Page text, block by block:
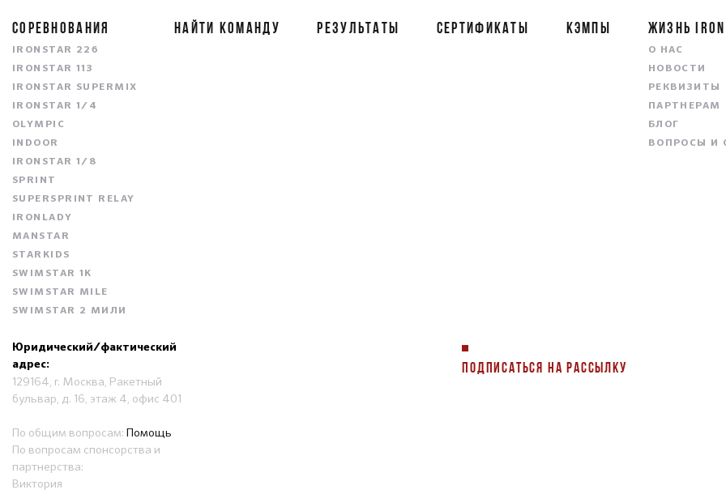
СОРЕВНОВАНИЯ
IRONSTAR 226
IRONSTAR 113
IRONSTAR SUPERMIX
IRONSTAR 1/4
OLYMPIC
INDOOR
IRONSTAR 1/8
SPRINT
SUPERSPRINT RELAY
IRONLADY
MANSTAR
STARKIDS
SWIMSTAR 1K
SWIMSTAR MILE
SWIMSTAR 2 МИЛИ
НАЙТИ КОМАНДУ РЕЗУЛЬТАТЫ СЕРТИФИКАТЫ КЭМПЫ ЖИЗНЬ
О НАС
НОВОСТИ
РЕКВИЗИТЫ
ПАРТНЕРАМ
БЛОГ
ВОПРОСЫ И
ПОДПИСАТЬСЯ НА РАССЫЛКУ
Юридический/фактический
адрес:
129164, г. Москва, Ракетный
бульвар, д. 16, этаж 4, офис 401
По общим вопросам: Помощь
По вопросам спонсорства и
партнерства:
Виктория